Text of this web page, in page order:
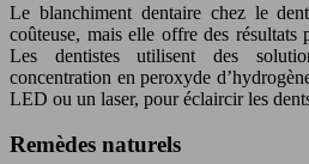
Le blanchiment dentaire chez le
coûteuse, mais elle offre des résultats
Les dentistes utilisent des
concentration en peroxyde
LED ou un laser, pour éclaircir les
Remèdes naturels